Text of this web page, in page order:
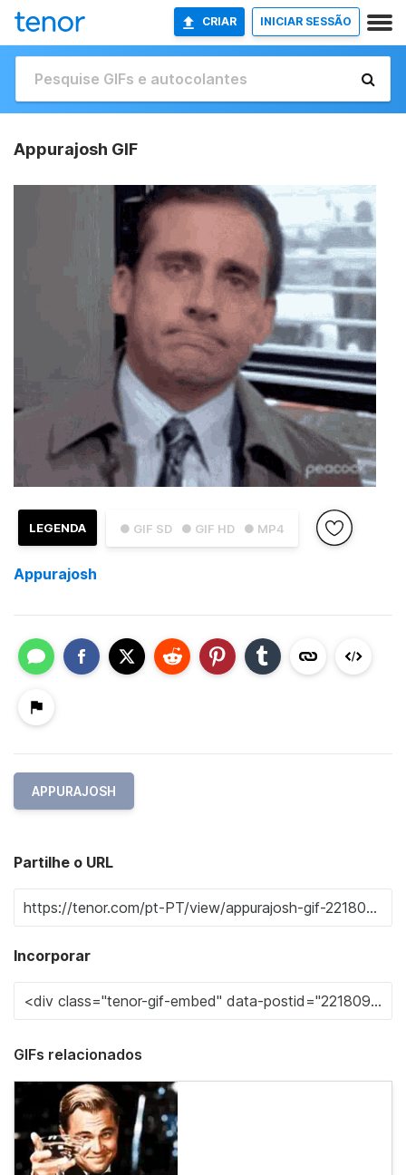
CRIAR INICIAR SESSÃO
Appurajosh GIF
● GIF SD ● GIF HD ● MP4
LEGENDA
Appurajosh
APPURAJOSH
Partilhe o URL
Incorporar
GIFs relacionados